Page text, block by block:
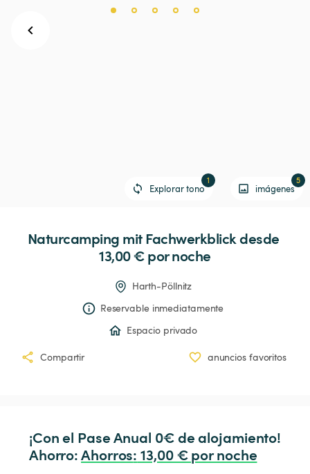
imágenes
5
Explorar tono
1
Naturcamping mitFachwerkblick desde
13,00 € por noche
Harth-Pöllnitz
Reservable inmediatamente
Espacio privado
Compartir anuncios favoritos
¡Con el Pase Anual 0€ de alojamiento!
Ahorro: Ahorros: 13,00 € por noche